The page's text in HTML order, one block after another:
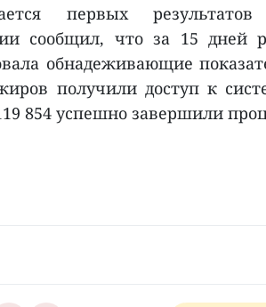
первых результатов
сообщил, что за 15 дней
обнадеживающие
получили доступ к
854 успешно завершили